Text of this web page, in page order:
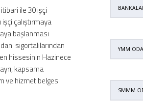
ile 30 işçi
çalıştırmaya
başlanması
sigortalılarından
hissesinin Hazinece
kapsama
ve hizmet belgesi